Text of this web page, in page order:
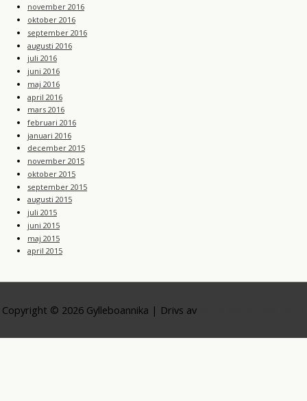
november 2016
oktober 2016
september 2016
augusti 2016
juli 2016
juni 2016
maj 2016
april 2016
mars 2016
februari 2016
januari 2016
december 2015
november 2015
oktober 2015
september 2015
augusti 2015
juli 2015
juni 2015
maj 2015
april 2015
Copyright © 2026 Gylleboannika | Drivs av